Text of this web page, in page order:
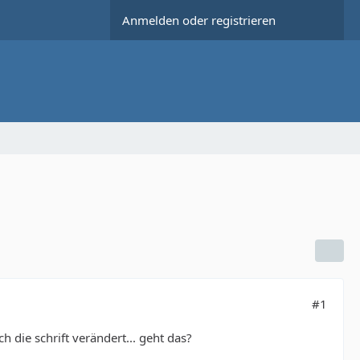
Anmelden oder registrieren
#1
die schrift verändert... geht das?